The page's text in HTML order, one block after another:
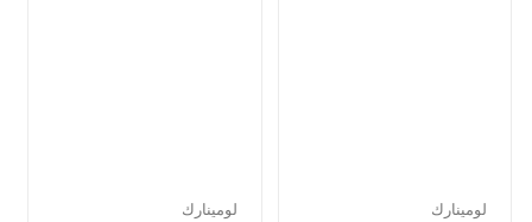
لومينارك لومينارك